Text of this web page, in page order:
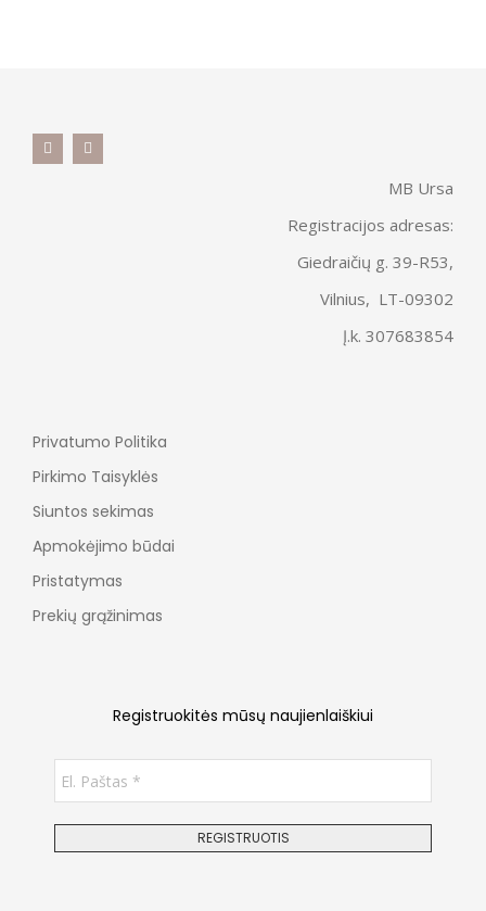
MB Ursa
Registracijos adresas:
Giedraičių g. 39-R53,
Vilnius, LT-09302
Į.k. 307683854
Privatumo Politika
Pirkimo Taisyklės
Siuntos sekimas
Apmokėjimo būdai
Pristatymas
Prekių grąžinimas
Registruokitės mūsų naujienlaiškiui